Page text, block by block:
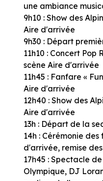
une ambiance
9h10 : Show des
Aire d'arrivée
9h30 : Départ
11h10 : Concert Pop
scène Aire d'arrivée
11h45 : Fanfare «
Aire d'arrivée
12h40 : Show des
Aire d'arrivée
13h : Départ de la
14h : Cérémonie
d'arrivée, remise
17h45 : Spectacle
Olympique, DJ